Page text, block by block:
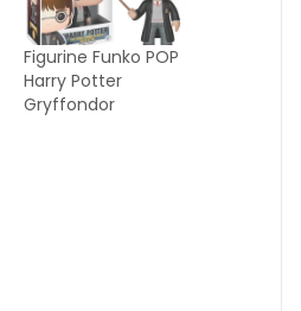
Figurine Funko POP
Harry Potter
Gryffondor